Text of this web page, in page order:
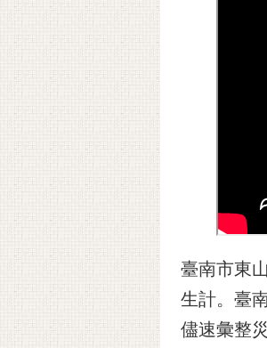
臺南市東
生計。臺
儘速彙整